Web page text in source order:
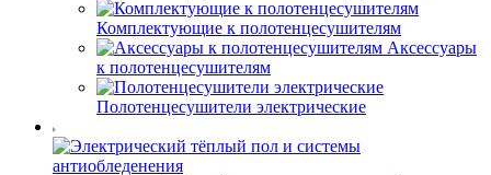
Комплектующие к полотенцесушителям
Аксессуары
к полотенцесушителям
Полотенцесушители электрические